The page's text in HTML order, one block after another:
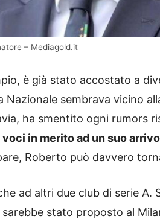
– Mediagold.it
è già stato accostato a
Nazionale sembrava vicino
ha smentito ogni rumors
in merito ad un suo
Roberto può davvero
ad altri due club di serie
stato proposto al